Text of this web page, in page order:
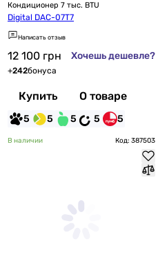
Кондиционер 7 тыс. BTU
Digital DAC-07T7
Написать отзыв
12 100 грн Хочешь дешевле?
+242бонуса
Купить О товаре
5 5 5 5 5
В наличии Код: 387503